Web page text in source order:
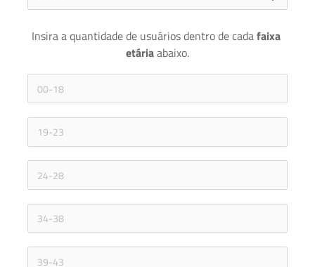
Insira a quantidade de usuários dentro de cada faixa
etária abaixo.